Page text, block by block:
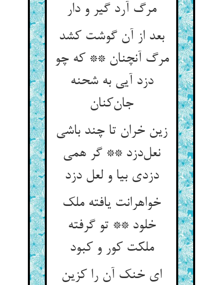
مرگ آرد گیر و دار
بعد از آن گوشت کشد
مرگ آنچنان ** که چو
دزد آیی به شحنه
جان‌کنان
زین خران تا چند باشی
نعل‌دزد ** گر همی
دزدی بیا و لعل دزد
خواهرانت یافته ملک
خلود ** تو گرفته
ملکت کور و کبود
ای خنک آن را کزین